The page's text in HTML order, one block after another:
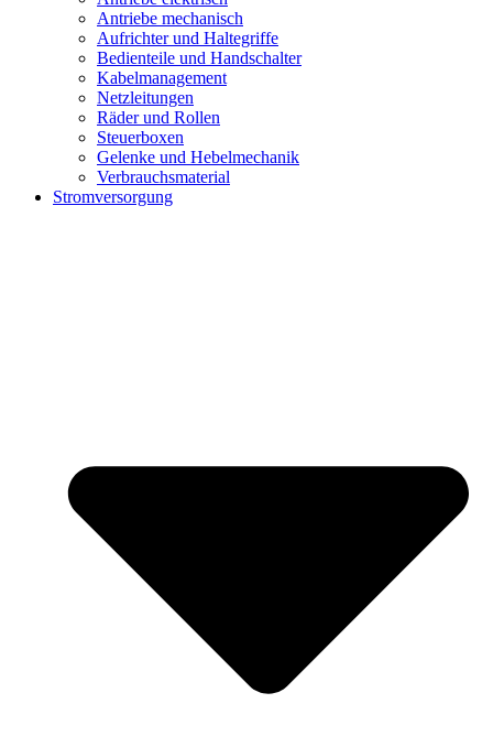
Antriebe mechanisch
Aufrichter und Haltegriffe
Bedienteile und Handschalter
Kabelmanagement
Netzleitungen
Räder und Rollen
Steuerboxen
Gelenke und Hebelmechanik
Verbrauchsmaterial
Stromversorgung